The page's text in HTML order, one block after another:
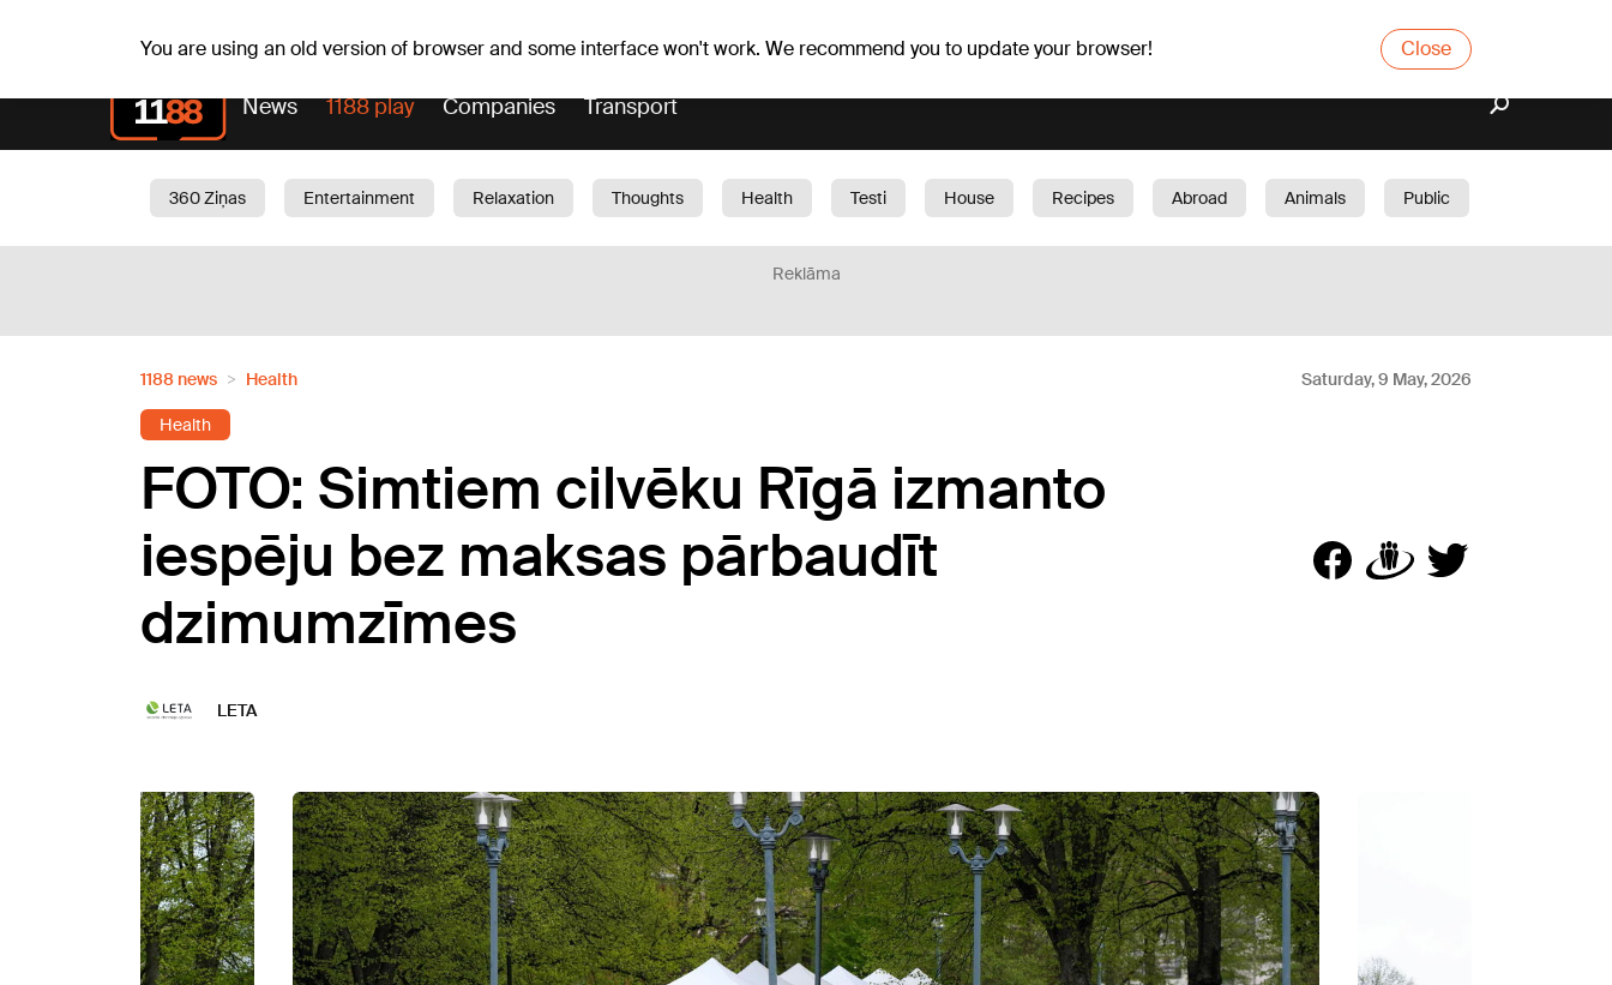
You are using an old version of browser and some interface won't work. We recommend you to update your browser! Close
News 1188 play Companies Transport
360 Ziņas Entertainment Relaxation Thoughts Health Testi House Recipes Abroad Animals
Public
Reklāma
1188 news Health Saturday, 9 May, 2026
Health
FOTO: Simtiem cilvēku Rīgā izmanto
iespēju bez maksas pārbaudīt
dzimumzīmes
LETA